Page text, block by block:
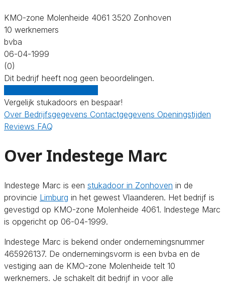
KMO-zone Molenheide 4061 3520 Zonhoven
10 werknemers
bvba
06-04-1999
(0)
Dit bedrijf heeft nog geen beoordelingen.
Vergelijk stukadoors en bespaar!
Over Bedrijfsgegevens Contactgegevens Openingstijden
Reviews FAQ
Over Indestege Marc
Indestege Marc is een stukadoor in Zonhoven in de
provincie Limburg in het gewest Vlaanderen. Het bedrijf is
gevestigd op KMO-zone Molenheide 4061. Indestege Marc
is opgericht op 06-04-1999.
Indestege Marc is bekend onder ondernemingsnummer
465926137. De ondernemingsvorm is een bvba en de
vestiging aan de KMO-zone Molenheide telt 10
werknemers. Je schakelt dit bedrijf in voor alle